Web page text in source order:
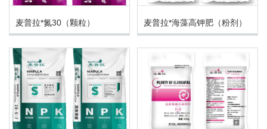
麦普拉*氮30（颗粒） 麦普拉*海藻高钾肥（粉剂）